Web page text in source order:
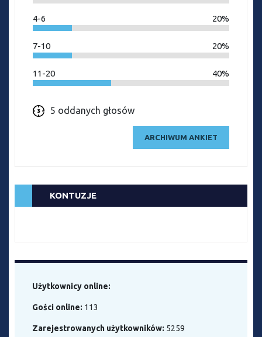
4-6 20%
7-10 20%
11-20 40%
5 oddanych głosów
ARCHIWUM ANKIET
KONTUZJE
Użytkownicy online:
Gości online: 113
Zarejestrowanych użytkowników: 5259